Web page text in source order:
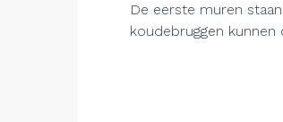
De eerste muren
koudebruggen kunnen